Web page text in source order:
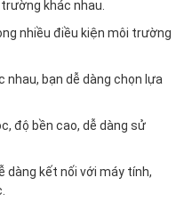
khác nhau.
nhiều điều kiện môi trường
nhau, bạn dễ dàng chọn lựa
độ bền cao, dễ dàng sử
dàng kết nối với máy tính,